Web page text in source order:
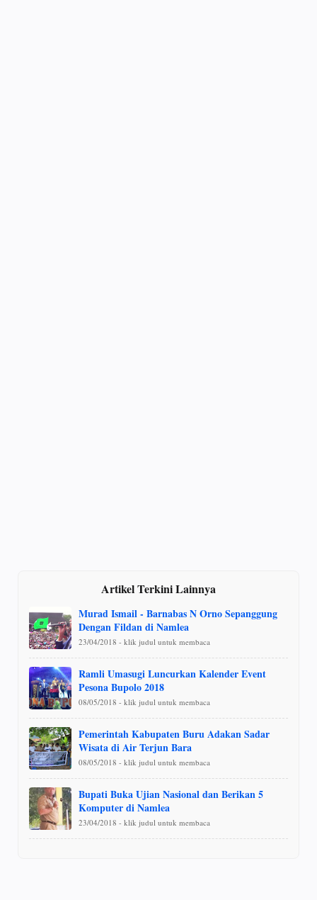
Artikel Terkini Lainnya
Murad Ismail - Barnabas N Orno Sepanggung
Dengan Fildan di Namlea
23/04/2018 - klik judul untuk membaca
Ramli Umasugi Luncurkan Kalender Event
Pesona Bupolo 2018
08/05/2018 - klik judul untuk membaca
Pemerintah Kabupaten Buru Adakan Sadar
Wisata di Air Terjun Bara
08/05/2018 - klik judul untuk membaca
Bupati Buka Ujian Nasional dan Berikan 5
Komputer di Namlea
23/04/2018 - klik judul untuk membaca